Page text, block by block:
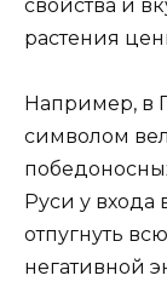
свойства и
растения
Например, в
символом
Руси у входа
отпугнуть
негативной